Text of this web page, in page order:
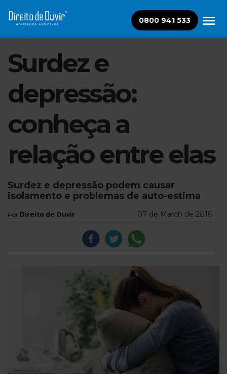
0800 941 533
Surdez e
depressão:
conheça a
relação entre elas
Surdez e depressão podem causar
isolamento e problemas de auto-estima
Por Direito de Ouvir 07 de March de 2016